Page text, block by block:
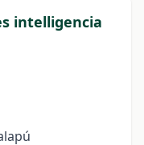
intelligencia